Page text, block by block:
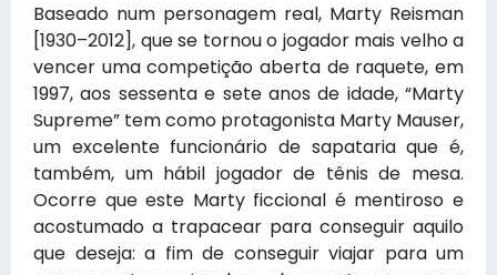
Baseado num personagem real, Marty Reisman
[1930–2012], que se tornou o jogador mais velho a
vencer uma competição aberta de raquete, em
1997, aos sessenta e sete anos de idade, “Marty
Supreme” tem como protagonista Marty Mauser,
um excelente funcionário de sapataria que é,
também, um hábil jogador de tênis de mesa.
Ocorre que este Marty ficcional é mentiroso e
acostumado a trapacear para conseguir aquilo
que deseja: a fim de conseguir viajar para um